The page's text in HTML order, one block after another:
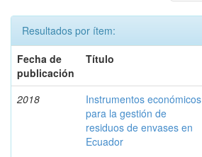
Resultados por ítem:
Fecha de
publicación
Título
2018
Instrumentos económicos
para la gestión de
residuos de envases en
Ecuador